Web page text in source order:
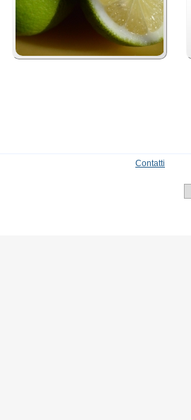
Contatti